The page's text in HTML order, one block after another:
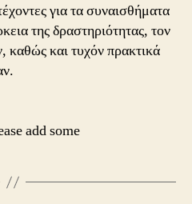
για τα συναισθήματα
της δραστηριότητας, τον
και τυχόν πρακτικά
add some